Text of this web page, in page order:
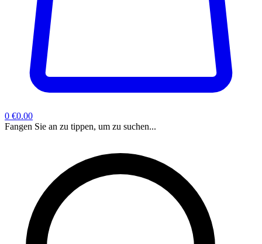
0 €0.00
Fangen Sie an zu tippen, um zu suchen...